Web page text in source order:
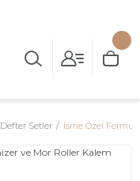
Setler İsme Özel